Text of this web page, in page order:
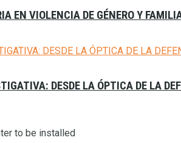
EN VIOLENCIA DE GÉNERO Y
DESDE LA ÓPTICA DE LA
to be installed